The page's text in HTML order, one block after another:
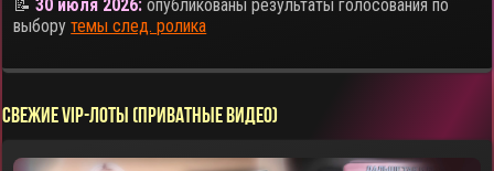
📝30 июля 2026: опубликованы результаты голосования по
выборутемы след. ролика
СВЕЖИЕ VIP-ЛОТЫ (ПРИВАТНЫЕ ВИДЕО)